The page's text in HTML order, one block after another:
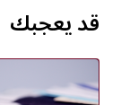
قد يعجبك